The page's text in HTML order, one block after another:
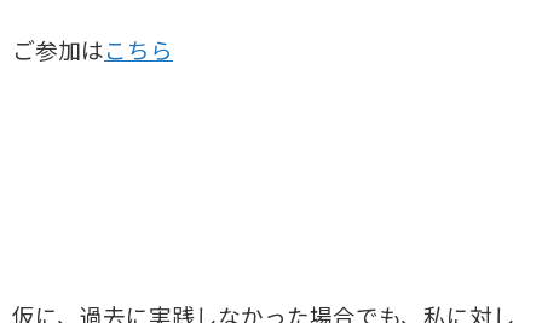
ご参加はこちら
仮に、過去に実践しなかった場合でも、私に対し